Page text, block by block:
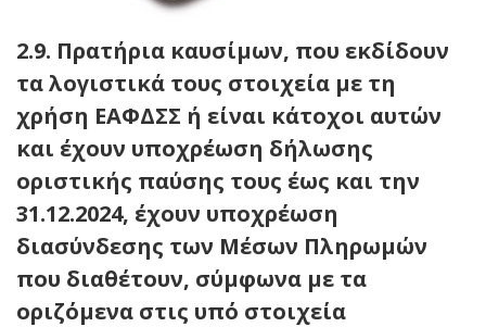
2.9. Πρατήρια καυσίμων, που εκδίδουν
τα λογιστικά τους στοιχεία με τη
χρήση ΕΑΦΔΣΣ ή είναι κάτοχοι αυτών
και έχουν υποχρέωση δήλωσης
οριστικής παύσης τους έως και την
31.12.2024, έχουν υποχρέωση
διασύνδεσης των Μέσων Πληρωμών
που διαθέτουν, σύμφωνα με τα
οριζόμενα στις υπό στοιχεία